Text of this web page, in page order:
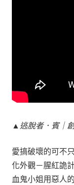
▲逃脫者．賓｜
愛搞破壞的可不
化外觀－腥紅詭
血鬼小姐用惡人